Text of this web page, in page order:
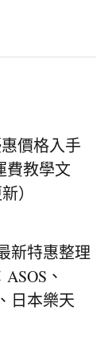
價格入手
費教學文
）
新特惠整理
、
日本樂天